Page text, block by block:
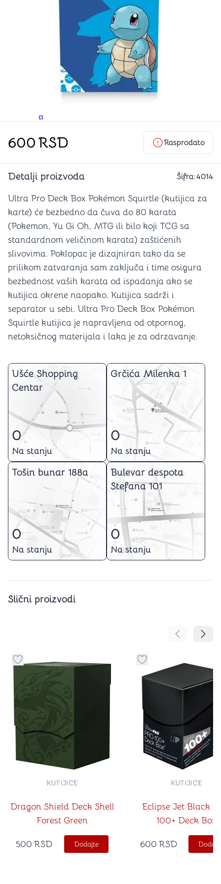
PROMENITE UGAO GLEDANJAPROMENITE UGAO GLEDANJA
600RSD Rasprodato
Detalji proizvoda Šifra:4014
Ultra Pro Deck Box Pokémon Squirtle (kutijica za
karte) će bezbedno da čuva do 80 karata
(Pokemon, Yu Gi Oh, MTG ili bilo koji TCG sa
standardnom veličinom karata) zaštićenih
slivovima. Poklopac je dizajniran tako da se
prilikom zatvaranja sam zaključa i time osigura
bezbednost vaših karata od ispadanja ako se
kutijica okrene naopako. Kutijica sadrži i
separator u sebi. Ultra Pro Deck Box Pokémon
Squirtle kutijica je napravljena od otpornog,
netoksičnog materijala i laka je za odrzavanje.
Ušće Shopping
Centar
0
Na stanju
Grčića Milenka 1
0
Na stanju
Tošin bunar 188a
0
Na stanju
Bulevar despota
Stefana 101
0
Na stanju
Slični proizvodi
Pomeranje
Dugme za dodavanje stvari u kategoriju omiljeno
Dragon Shield Deck Shell
Forest Green
KUTIJICE
500 RSD Dodajte
Dugme za dodavanje
Eclipse Jet Black
100+ Deck Box
KUTIJICE
600 RSD